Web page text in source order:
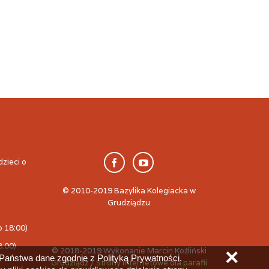
o
18:00)
© 2010-2019 Bazylika Kolegiacka w
Grudziądzu
© 2018-2019 Wykonanie Marcin Koźliński
Grudziądz/ Strony internetowe dla parafii ✕
dane zgodnie z Polityką Prywatności.